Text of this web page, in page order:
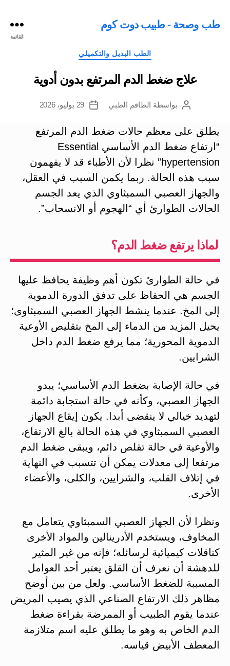
طب وصحة - طبيب دوت كوم
القائمة
التصنيفات
الطب البديل والتكميلي
علاج ضغط الدم المرتفع بدون أدوية
كاتببواسطة الطاقم الطبي
تاريخ
29 يوليو، 2026
يطلق على معظم حالات ضغط الدم المرتفع
“ارتفاع ضغط الدم الأساسي Essential
hypertension” نظرا لأن الأطباء قد لا يفهمون
سبب هذه الحالة. ربما يكمن السبب في العقل،
والجهاز العصبي السمبثاوي الذي يعد الجسم
الحالات الطوارئ أي “الهجوم أو الانسحاب”.
لماذا يرتفع ضغط الدم؟
في حالة الطوارئ تكون أهم وظيفة يحافظ عليها
الجسم هي الحفاظ على تدفق الدورة الدموية
إلى المخ. عندما ينشط الجهاز العصبي السمبثاوى؛
يحيل المزيد من الدماء إلى المخ بتقليص الأوعية
الدموية المحورية؛ مما يرفع ضغط الدم داخل
الشرايين.
في حالة الإصابة بضغط الدم الأساسي؛ يبدو
الجهاز العصبي، وكأنه في حالة استجابة دائمة
لتهدید خيالي لا ينقضی أبدا. يكون إيقاع الجهاز
العصبي السمبثاوي في هذه الحالة بالغ الارتفاع،
والأوعية في حالة تقلص دائم، ويبقى ضغط الدم
مرتفعا إلى معدلات يمكن أن تتسبب في النهاية
في إتلاف القلب، والشرايين، والكلى، والأعضاء
الأخرى.
ونظرا لأن الجهاز العصبي السمبثاوي يتعامل مع
المخاوف، ويستخدم الأدرينالين والمواد الأخرى
كناقلات كيميائية لرسائله؛ فإنه من غير المثير
للدهشة أن نعرف أن القلق يعتبر أحد العوامل
المسببة للضغط الأساسي. ولعل من بين أوضح
مظاهر ذلك الارتفاع الصناعي الذي يصيب المريض
عندما يقوم الطبيب أو الممرضة بقراءة ضغط
الدم الخاص به وهو ما يطلق عليه اسم متلازمة
المعطف الأبيض قياسه.